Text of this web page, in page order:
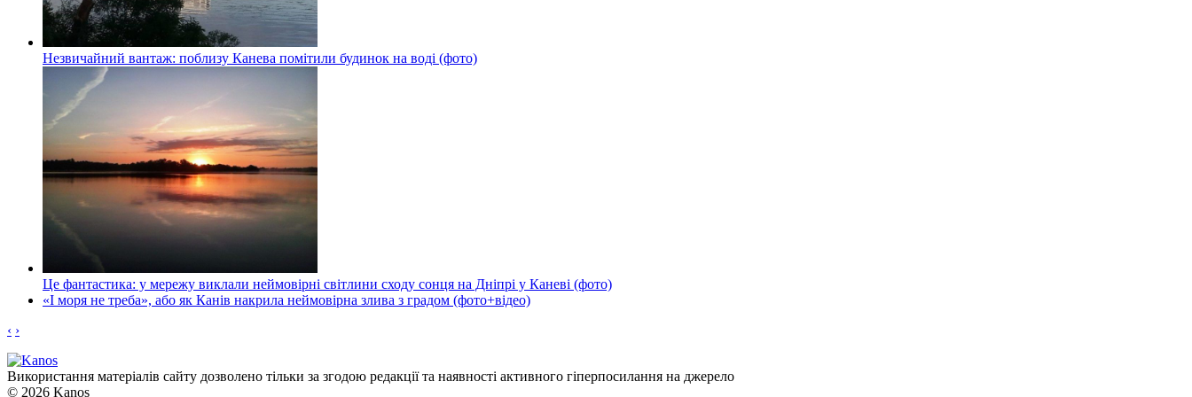
Незвичайний вантаж: поблизу Канева помітили будинок на воді (фото)
Це фантастика: у мережу виклали неймовірні світлини сходу сонця на Дніпрі у Каневі (фото)
«І моря не треба», або як Канів накрила неймовірна злива з градом (фото+відео)
‹ ›
Використання матеріалів сайту дозволено тільки за згодою редакції та наявності активного гіперпосилання на джерело
© 2026 Kanos